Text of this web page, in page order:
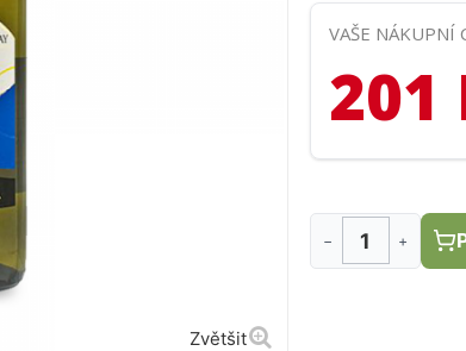
Zvětšit
VAŠE NÁKUPNÍ
201
− +